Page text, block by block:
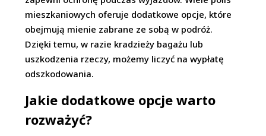
mieszkaniowych oferuje dodatkowe opcje, które
obejmują mienie zabrane ze sobą w podróż.
Dzięki temu, w razie kradzieży bagażu lub
uszkodzenia rzeczy, możemy liczyć na wypłatę
odszkodowania.
Jakie dodatkowe opcje warto
rozważyć?